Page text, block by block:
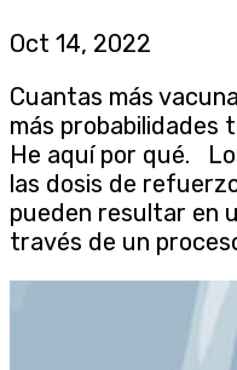
Oct 14, 2022
Cuantas más
más probabilidades
He aquí por qué.
las dosis de
pueden resultar en
través de un